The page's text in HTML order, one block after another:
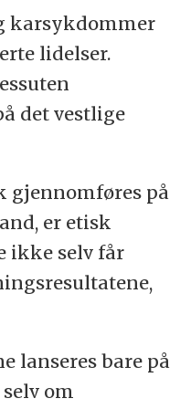
karsykdommer
lidelser.
det vestlige
gjennomføres på
er etisk
ikke selv får
lanseres bare på
om